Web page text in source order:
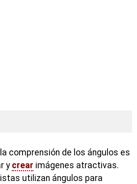
comprensión de los ángulos es
ycrear imágenes atractivas.
utilizan ángulos para